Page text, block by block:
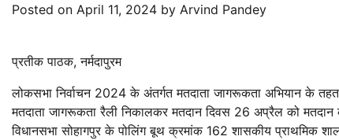
Posted on April 11, 2024 by Arvind Pandey
प्रतीक पाठक, नर्मदापुरम
लोकसभा निर्वाचन 2024 के अंतर्गत मतदाता जागरूकता अभियान के
मतदाता जागरूकता रैली निकालकर मतदान दिवस 26 अप्रैल को
विधानसभा सोहागपुर के पोलिंग बूथ क्रमांक 162 शासकीय प्राथमिक